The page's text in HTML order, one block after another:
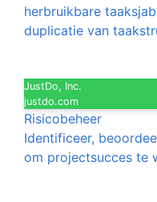
herbruikbare
duplicatie van
JustDo, Inc.
justdo.com
Risicobeheer
Identificeer,
om projectsucces te